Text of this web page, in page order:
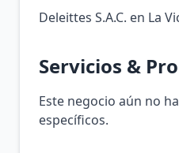
Deleittes S.A.C. en La
Servicios &
Este negocio aún no
específicos.